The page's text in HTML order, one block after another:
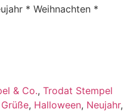
* Weihnachten *
& Co., Trodat Stempel
Grüße, Halloween, Neujahr,